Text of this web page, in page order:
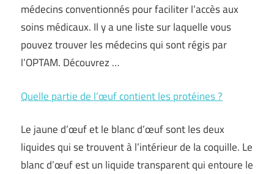
médecins conventionnés pour faciliter l’accès aux
soins médicaux. Il y a une liste sur laquelle vous
pouvez trouver les médecins qui sont régis par
l’OPTAM. Découvrez …
Quelle partie de l’œuf contient les protéines ?
Le jaune d’œuf et le blanc d’œuf sont les deux
liquides qui se trouvent à l’intérieur de la coquille. Le
blanc d’œuf est un liquide transparent qui entoure le